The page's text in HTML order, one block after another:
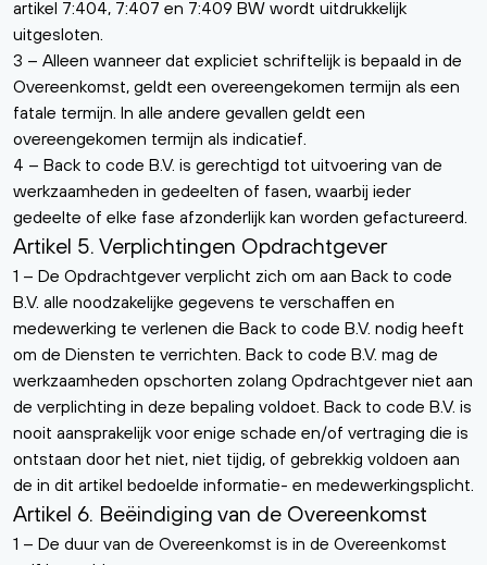
artikel 7:404, 7:407 en 7:409 BW wordt uitdrukkelijk
uitgesloten.
3 – Alleen wanneer dat expliciet schriftelijk is bepaald in de
Overeenkomst, geldt een overeengekomen termijn als een
fatale termijn. In alle andere gevallen geldt een
overeengekomen termijn als indicatief.
4 – Back to code B.V. is gerechtigd tot uitvoering van de
werkzaamheden in gedeelten of fasen, waarbij ieder
gedeelte of elke fase afzonderlijk kan worden gefactureerd.
Artikel 5. Verplichtingen Opdrachtgever
1 – De Opdrachtgever verplicht zich om aan Back to code
B.V. alle noodzakelijke gegevens te verschaffen en
medewerking te verlenen die Back to code B.V. nodig heeft
om de Diensten te verrichten. Back to code B.V. mag de
werkzaamheden opschorten zolang Opdrachtgever niet aan
de verplichting in deze bepaling voldoet. Back to code B.V. is
nooit aansprakelijk voor enige schade en/of vertraging die is
ontstaan door het niet, niet tijdig, of gebrekkig voldoen aan
de in dit artikel bedoelde informatie- en medewerkingsplicht.
Artikel 6. Beëindiging van de Overeenkomst
1 – De duur van de Overeenkomst is in de Overeenkomst